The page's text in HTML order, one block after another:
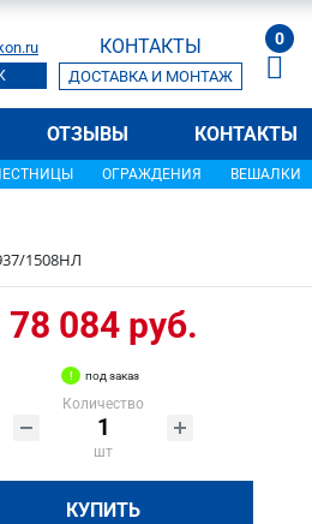
КОНТАКТЫ
ДОСТАВКА И МОНТАЖ
0
ОТЗЫВЫ КОНТАКТЫ
ОГРАЖДЕНИЯ ВЕШАЛКИ
1508НЛ
78 084 руб.
под заказ
Количество
шт
КУПИТЬ